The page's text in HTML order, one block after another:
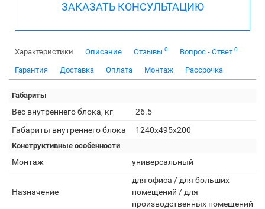
ЗАКАЗАТЬ КОНСУЛЬТАЦИЮ
Характеристики Описание Отзывы 0 Вопрос - Ответ 0
Гарантия Доставка Оплата Монтаж Рассрочка
Габариты
Вес внутреннего блока, кг
26.5
Габариты внутреннего блока
1240x495x200
Конструктивные особенности
Монтаж универсальный
Назначение
для офиса / для больших
помещений / для
производственных помещений